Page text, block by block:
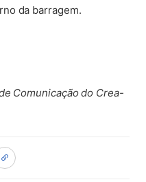
da barragem.
Comunicação do Crea-